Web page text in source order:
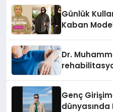
Günlük
Kaban
Dr.
Genç
dünyasında